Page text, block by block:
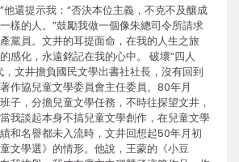
還提示我：“否決本位主義，不克不及釀成
樣的人。”鼓勵我做一個像朱總司令所請求
黨員。文井的耳提面命，在我的人生之旅
感化，永遠銘記在我的心中。 破壞“四人
，文井擔負國民文學出書社社長，沒有回到
作協兒童文學委員會主任委員。80年月
子，分擔兒童文學任務，不時往探望文井，
我談起本身不搞兒童文學創作，在兒童文學
和名譽都未入流時，文井回想起50年月初
文學選》的情形。他說，王蒙的《小豆